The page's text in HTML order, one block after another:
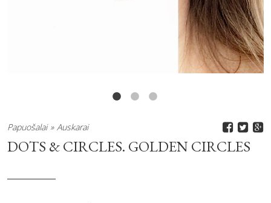
Papuošalai Auskarai
DOTS & CIRCLES. GOLDEN CIRCLES